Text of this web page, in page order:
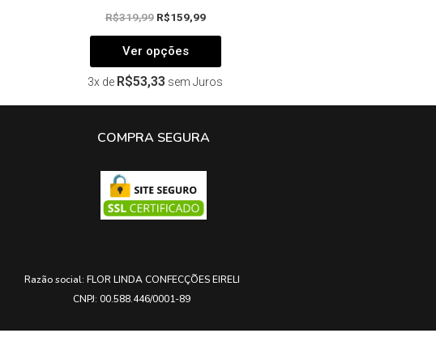
R$319,99 R$159,99
Ver opções
3x de R$53,33 sem Juros
COMPRA SEGURA
Razão social: FLOR LINDA CONFECÇÕES EIRELI
CNPJ: 00.588.446/0001-89